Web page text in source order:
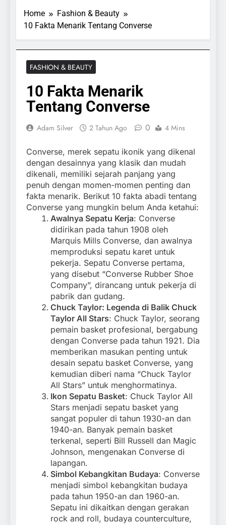
Home
Fashion & Beauty
10 Fakta Menarik Tentang Converse
FASHION & BEAUTY
10 Fakta Menarik
Tentang Converse
Adam Silver 2 Tahun Ago 0 4 Mins
Converse, merek sepatu ikonik yang dikenal
dengan desainnya yang klasik dan mudah
dikenali, memiliki sejarah panjang yang
penuh dengan momen-momen penting dan
fakta menarik. Berikut 10 fakta abadi tentang
Converse yang mungkin belum Anda ketahui:
Awalnya Sepatu Kerja: Converse
didirikan pada tahun 1908 oleh
Marquis Mills Converse, dan awalnya
memproduksi sepatu karet untuk
pekerja. Sepatu Converse pertama,
yang disebut “Converse Rubber Shoe
Company”, dirancang untuk pekerja di
pabrik dan gudang.
Chuck Taylor: Legenda di Balik Chuck
Taylor All Stars: Chuck Taylor, seorang
pemain basket profesional, bergabung
dengan Converse pada tahun 1921. Dia
memberikan masukan penting untuk
desain sepatu basket Converse, yang
kemudian diberi nama “Chuck Taylor
All Stars” untuk menghormatinya.
Ikon Sepatu Basket: Chuck Taylor All
Stars menjadi sepatu basket yang
sangat populer di tahun 1930-an dan
1940-an. Banyak pemain basket
terkenal, seperti Bill Russell dan Magic
Johnson, mengenakan Converse di
lapangan.
Simbol Kebangkitan Budaya: Converse
menjadi simbol kebangkitan budaya
pada tahun 1950-an dan 1960-an.
Sepatu ini dikaitkan dengan gerakan
rock and roll, budaya counterculture,